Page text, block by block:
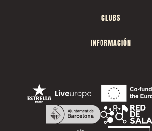
CLUBS
INFORMACIÓN